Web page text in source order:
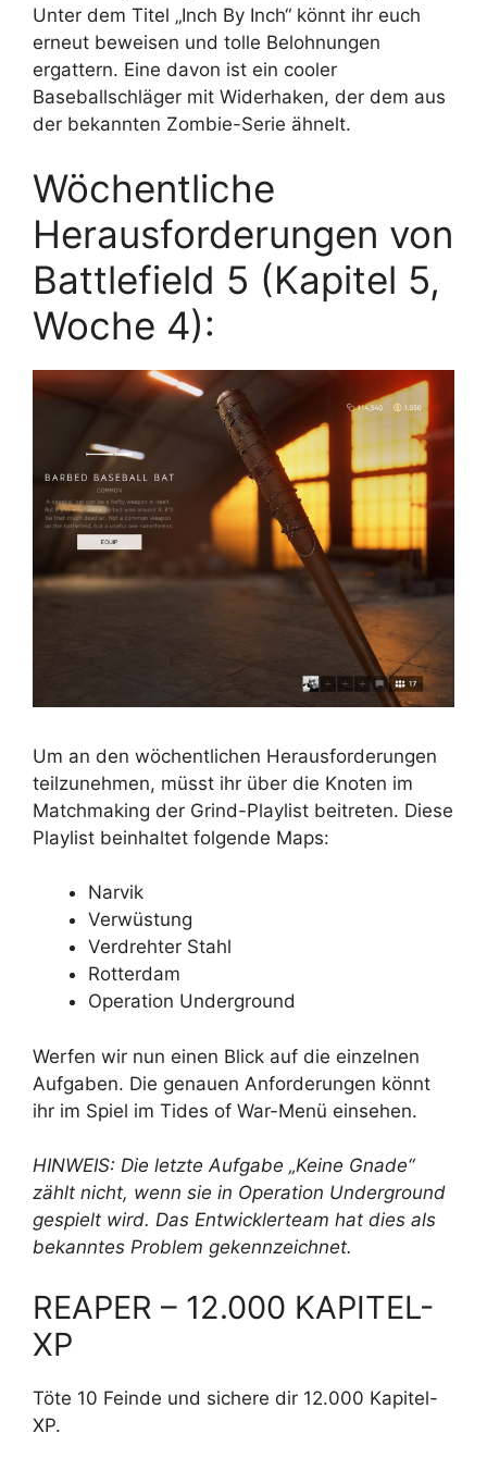
Unter dem Titel „Inch By Inch“ könnt ihr euch
erneut beweisen und tolle Belohnungen
ergattern. Eine davon ist ein cooler
Baseballschläger mit Widerhaken, der dem aus
der bekannten Zombie-Serie ähnelt.
Wöchentliche
Herausforderungen von
Battlefield 5 (Kapitel 5,
Woche 4):
Um an den wöchentlichen Herausforderungen
teilzunehmen, müsst ihr über die Knoten im
Matchmaking der Grind-Playlist beitreten. Diese
Playlist beinhaltet folgende Maps:
Narvik
Verwüstung
Verdrehter Stahl
Rotterdam
Operation Underground
Werfen wir nun einen Blick auf die einzelnen
Aufgaben. Die genauen Anforderungen könnt
ihr im Spiel im Tides of War-Menü einsehen.
HINWEIS: Die letzte Aufgabe „Keine Gnade“
zählt nicht, wenn sie in Operation Underground
gespielt wird. Das Entwicklerteam hat dies als
bekanntes Problem gekennzeichnet.
REAPER – 12.000 KAPITEL-
XP
Töte 10 Feinde und sichere dir 12.000 Kapitel-
XP.